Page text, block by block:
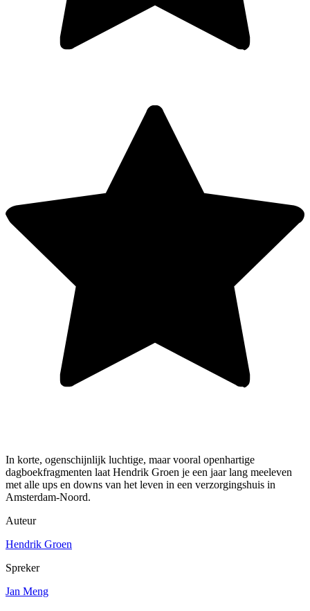
In korte, ogenschijnlijk luchtige, maar vooral openhartige
dagboekfragmenten laat Hendrik Groen je een jaar lang meeleven
met alle ups en downs van het leven in een verzorgingshuis in
Amsterdam-Noord.
Auteur
Hendrik Groen
Spreker
Jan Meng